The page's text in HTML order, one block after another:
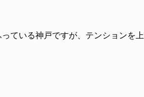
ている神戸ですが、テンションを上